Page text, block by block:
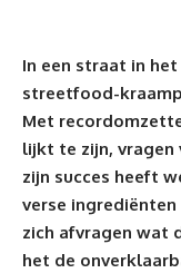
In een straat in
streetfood-
Met
lijkt te zijn, vragen
zijn succes heeft
verse
zich afvragen wat
het de